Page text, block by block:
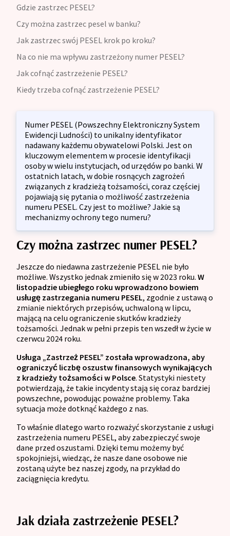
Gdzie zastrzec PESEL?
Czy można zastrzec pesel w banku?
Jak zastrzec swój PESEL krok po kroku?
Na co nie ma wpływu zastrzeżony numer PESEL?
Jak cofnąć zastrzeżenie PESEL?
Kiedy trzeba cofnąć zastrzeżenie PESEL?
Numer PESEL (Powszechny Elektroniczny System
Ewidencji Ludności) to unikalny identyfikator
nadawany każdemu obywatelowi Polski. Jest on
kluczowym elementem w procesie identyfikacji
osoby w wielu instytucjach, od urzędów po banki. W
ostatnich latach, w dobie rosnących zagrożeń
związanych z kradzieżą tożsamości, coraz częściej
pojawiają się pytania o możliwość zastrzeżenia
numeru PESEL. Czy jest to możliwe? Jakie są
mechanizmy ochrony tego numeru?
Czy można zastrzec numer PESEL?
Jeszcze do niedawna zastrzeżenie PESEL nie było
możliwe. Wszystko jednak zmieniło się w 2023 roku. W
listopadzie ubiegłego roku wprowadzono bowiem
usługę zastrzegania numeru PESEL, zgodnie z ustawą o
zmianie niektórych przepisów, uchwaloną w lipcu,
mającą na celu ograniczenie skutków kradzieży
tożsamości. Jednak w pełni przepis ten wszedł w życie w
czerwcu 2024 roku.
Usługa „Zastrzeż PESEL” została wprowadzona, aby
ograniczyć liczbę oszustw finansowych wynikających
z kradzieży tożsamości w Polsce. Statystyki niestety
potwierdzają, że takie incydenty stają się coraz bardziej
powszechne, powodując poważne problemy. Taka
sytuacja może dotknąć każdego z nas.
To właśnie dlatego warto rozważyć skorzystanie z usługi
zastrzeżenia numeru PESEL, aby zabezpieczyć swoje
dane przed oszustami. Dzięki temu możemy być
spokojniejsi, wiedząc, że nasze dane osobowe nie
zostaną użyte bez naszej zgody, na przykład do
zaciągnięcia kredytu.
Jak działa zastrzeżenie PESEL?